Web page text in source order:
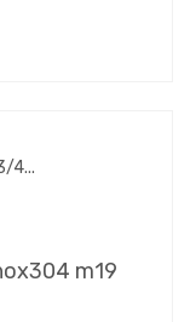
m19